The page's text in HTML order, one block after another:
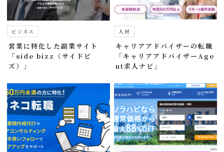
ビジネス
営業に特化した副業サイト
「side bizz（サイドビ
ズ）」
人材
キャリアアドバイザーの転職
「キャリアアドバイザーAge
nt求人ナビ」